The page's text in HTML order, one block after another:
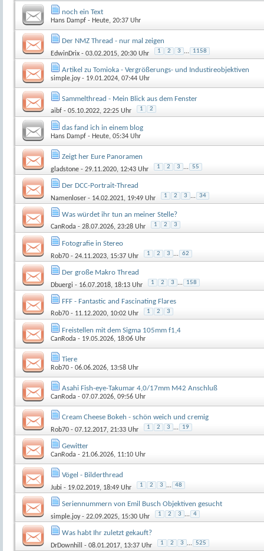
noch ein Text
Hans Dampf - Heute, 20:37 Uhr
Der NMZ Thread - nur mal zeigen
EdwinDrix - 03.02.2015, 20:30 Uhr 1 2 3 ... 1158
Artikel zu Tomioka - Vergrößerungs- und Industireobjektiven
simple.joy- 19.01.2024, 07:44 Uhr
Sammelthread - Mein Blick aus dem Fenster
aibf - 05.10.2022, 22:25 Uhr 1 2
das fand ich in einem blog
Hans Dampf - Heute, 05:34 Uhr
Zeigt her Eure Panoramen
gladstone - 29.11.2020, 12:43 Uhr 1 2 3 ... 55
Der DCC-Portrait-Thread
Namenloser - 14.02.2021, 19:49 Uhr 1 2 3 ... 34
Was würdet ihr tun an meiner Stelle?
CanRoda - 28.07.2026, 23:28 Uhr 1 2 3
Fotografie in Stereo
Rob70 - 24.11.2023, 15:37 Uhr 1 2 3 ... 62
Der große Makro Thread
Dbuergi - 16.07.2018, 18:13 Uhr 1 2 3 ... 158
FFF - Fantastic and Fascinating Flares
Rob70 - 11.12.2020, 10:02 Uhr 1 2 3
Freistellen mit dem Sigma 105mm f1,4
CanRoda - 19.05.2026, 18:06 Uhr
Tiere
Rob70 - 06.06.2026, 13:58 Uhr
Asahi Fish-eye-Takumar 4,0/17mm M42 Anschluß
CanRoda - 07.07.2026, 09:56 Uhr
Cream Cheese Bokeh - schön weich und cremig
Rob70 - 07.12.2017, 21:33 Uhr 1 2 3 ... 19
Gewitter
CanRoda - 21.06.2026, 11:10 Uhr
Vögel - Bilderthread
Jubi - 19.02.2019, 18:49 Uhr 1 2 3 ... 48
Seriennummern von Emil Busch Objektiven gesucht
simple.joy- 22.09.2025, 15:30 Uhr 1 2 3 ... 4
Was habt Ihr zuletzt gekauft?
DrDownhill - 08.01.2017, 13:37 Uhr 1 2 3 ... 525